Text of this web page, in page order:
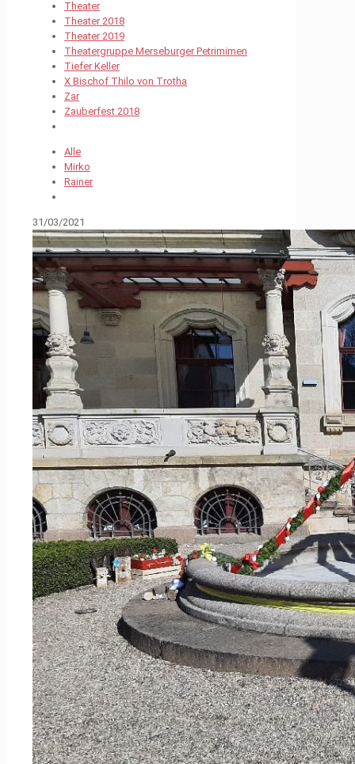
Theater
Theater 2018
Theater 2019
Theatergruppe Merseburger Petrimimen
Tiefer Keller
X Bischof Thilo von Trotha
Zar
Zauberfest 2018
Alle
Mirko
Rainer
31/03/2021